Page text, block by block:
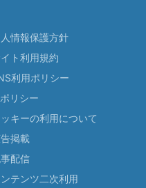
情報保護方針
ト利用規約
利用ポリシー
リシー
キーの利用について
掲載
配信
テンツ二次利用